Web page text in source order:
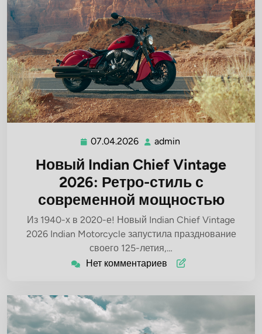
07.04.2026 07.04.2026
admin
Новый Indian Chief Vintage
2026: Ретро-стиль с
современной мощностью
Из 1940-х в 2020-е! Новый Indian Chief Vintage
2026 Indian Motorcycle запустила празднование
своего 125-летия,…
Нет комментариев